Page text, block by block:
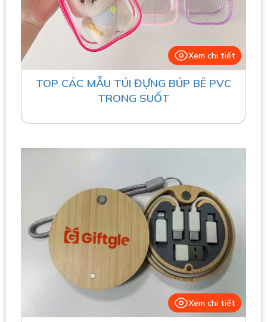
Xem chi tiết
TOP CÁC MẪU TÚI ĐỰNG BÚP BÊ PVC
TRONG SUỐT
Xem chi tiết